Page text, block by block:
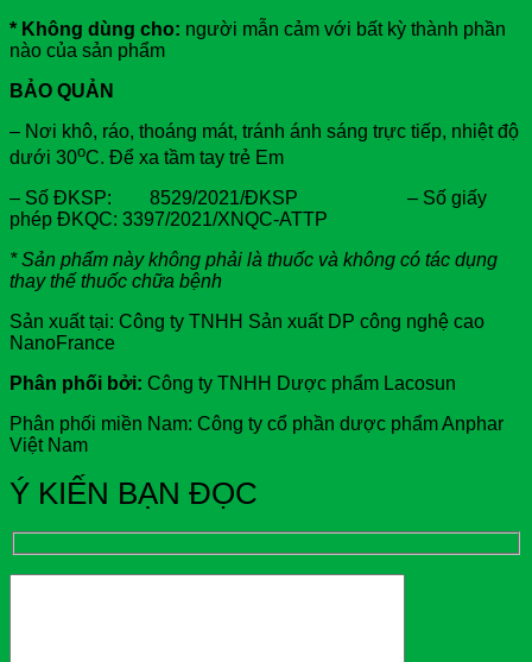
* Không dùng cho: người mẫn cảm với bất kỳ thành phần
nào của sản phẩm
BẢO QUẢN
– Nơi khô, ráo, thoáng mát, tránh ánh sáng trực tiếp, nhiệt độ
dưới 30oC. Để xa tầm tay trẻ Em
– Số ĐKSP: 8529/2021/ĐKSP – Số giấy
phép ĐKQC: 3397/2021/XNQC-ATTP
* Sản phẩm này không phải là thuốc và không có tác dụng
thay thế thuốc chữa bệnh
Sản xuất tại: Công ty TNHH Sản xuất DP công nghệ cao
NanoFrance
Phân phối bởi: Công ty TNHH Dược phẩm Lacosun
Phân phối miền Nam: Công ty cổ phần dược phẩm Anphar
Việt Nam
Ý KIẾN BẠN ĐỌC